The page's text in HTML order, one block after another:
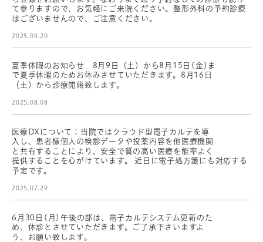
て参りますので、お気軽にご来院ください。整形外科の予約診療
はございませんので、ご注意ください。
2025.09.20
夏季休暇のお知らせ 8月9日（土）から8月15日(金)ま
で夏季休暇のためお休みさせていただきます。8月16日
（土）から診療開始致します。
2025.08.08
医療DXについて：当院ではクラウド型電子カルテを導
入し、患者様個人の検診データや投薬内容を他医療機関
と共有することにより、安全で質の高い医療を能率よく
提供することを心がけています。 近日に電子処方箋にも対応する
予定です。
2025.07.29
6月30日(月)午後の部は、電子カルテシステム更新のた
め、休診とさせていただきます。ご了承下さいますよ
う、お願い致します。